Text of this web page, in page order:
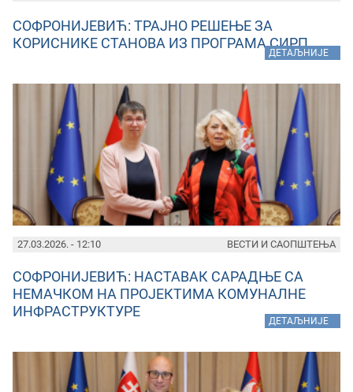
СОФРОНИЈЕВИЋ: ТРАЈНО РЕШЕЊЕ ЗА
КОРИСНИКЕ СТАНОВА ИЗ ПРОГРАМА СИРП
ДЕТАЉНИЈЕ
27.03.2026. - 12:10
СОФРОНИЈЕВИЋ: НАСТАВАК САРАДЊЕ СА
НЕМАЧКОМ НА ПРОЈЕКТИМА КОМУНАЛНЕ
ИНФРАСТРУКТУРЕ
ДЕТАЉНИЈЕ
ВЕСТИ И САОПШТЕЊА